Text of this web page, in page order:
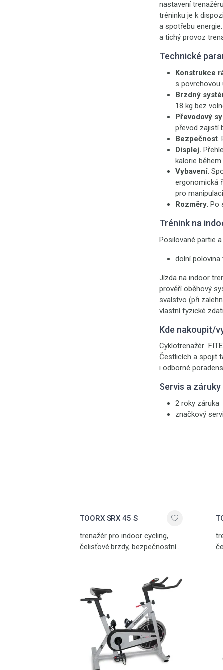
nastavení
tréninku je k
a spotřebu
a tichý provoz
Technické
Konstrukce
s povrchovou
Brzdný
18 kg bez
Převodový
převod zajistí
Bezpečnost.
Displej.
kalorie
Vybavení.
ergonomická
pro
Rozměry. Po
Trénink na
Posilované partie
dolní polovina
Jízda na indoor
prověří oběhový
svalstvo (při
vlastní fyzické
Kde nakoupit/
Cyklotrenažér
Čestlicích a spojit
i odborné
Servis a záruky
2 roky záruka
značkový
TOORX SRX 45 S
trenažér pro indoor cycling,
čelisťové brzdy, bezpečnostní
nastavitelný, vyvážený 18 kg
setrvačník, nosnost 125 kg